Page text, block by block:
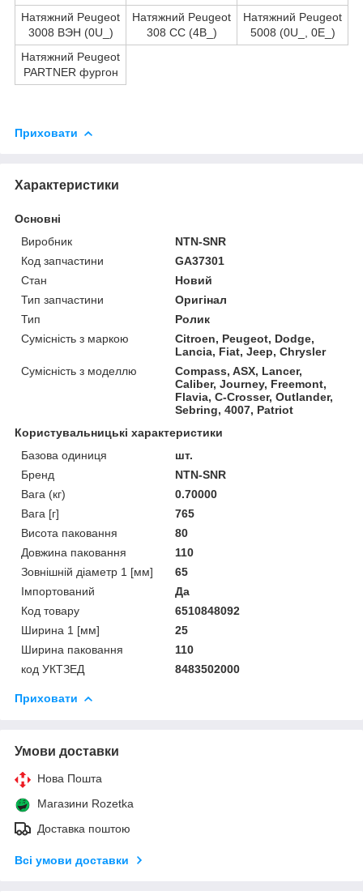
Натяжний Peugeot
3008 ВЭН (0U_)
Натяжний Peugeot
308 CC (4B_)
Натяжний Peugeot
5008 (0U_, 0E_)
Натяжний Peugeot
PARTNER фургон
Приховати
Характеристики
Основні
Виробник
NTN-SNR
Код запчастини
GA37301
Стан
Новий
Тип запчастини
Оригінал
Тип
Ролик
Сумісність з маркою
Citroen, Peugeot, Dodge,
Lancia, Fiat, Jeep, Chrysler
Сумісність з моделлю
Compass, ASX, Lancer,
Caliber, Journey, Freemont,
Flavia, C-Crosser, Outlander,
Sebring, 4007, Patriot
Користувальницькі характеристики
Базова одиниця
шт.
Бренд
NTN-SNR
Вага (кг)
0.70000
Вага [г]
765
Висота паковання
80
Довжина паковання
110
Зовнішній діаметр 1 [мм]
65
Імпортований
Да
Код товару
6510848092
Ширина 1 [мм]
25
Ширина паковання
110
код УКТЗЕД
8483502000
Приховати
Умови доставки
Нова Пошта
Магазини Rozetka
Доставка поштою
Всі умови доставки